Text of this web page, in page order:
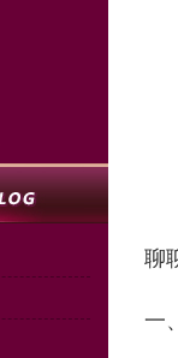
聊
一